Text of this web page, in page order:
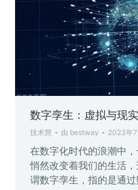
数字孪生：虚拟与现
技术慧 由 bestway 2023年
在数字化时代的浪潮中
悄然改变着我们的生活
谓数字孪生，指的是通